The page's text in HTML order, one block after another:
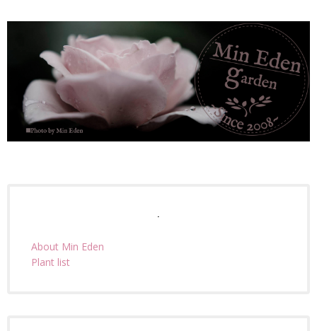
About Min Eden
Plant list